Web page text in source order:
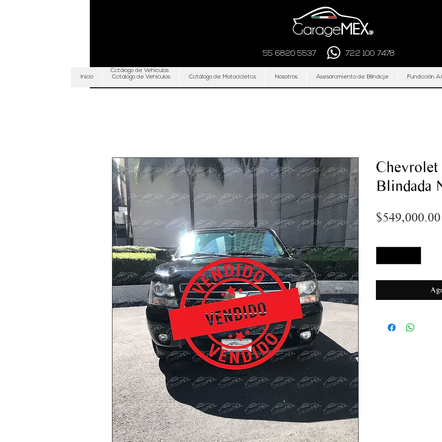
55 6820 5537 722 100 7478
Inicio Catálogo de Vehículos Catálogo de Motocicletas Nosotros Asesoramiento de Blindaje Fundación
Catálogo de Vehículos
Chevrolet
Blindada
$549,000.00